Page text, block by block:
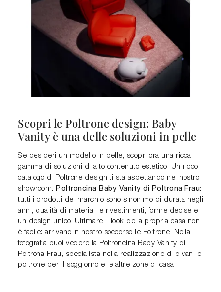
Scopri le Poltrone design: Baby
Vanity è una delle soluzioni in pelle
Se desideri un modello in pelle, scopri ora una ricca
gamma di soluzioni di alto contenuto estetico. Un ricco
catalogo di Poltrone design ti sta aspettando nel nostro
showroom. Poltroncina Baby Vanity di Poltrona Frau:
tutti i prodotti del marchio sono sinonimo di durata negli
anni, qualità di materiali e rivestimenti, forme decise e
un design unico. Ultimare il look della propria casa non
è facile: arrivano in nostro soccorso le Poltrone. Nella
fotografia puoi vedere la Poltroncina Baby Vanity di
Poltrona Frau, specialista nella realizzazione di divani e
poltrone per il soggiorno e le altre zone di casa.